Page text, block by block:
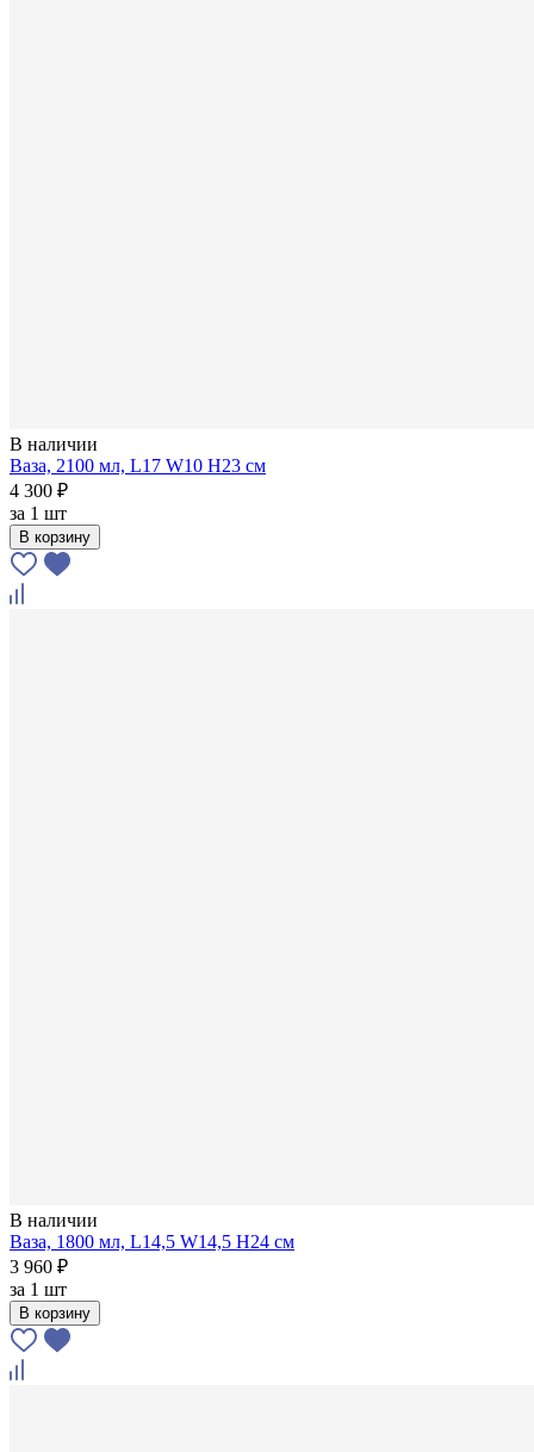
В наличии
Ваза, 2100 мл, L17 W10 H23 см
4 300 ₽
за 1 шт
В корзину
В наличии
Ваза, 1800 мл, L14,5 W14,5 H24 см
3 960 ₽
за 1 шт
В корзину